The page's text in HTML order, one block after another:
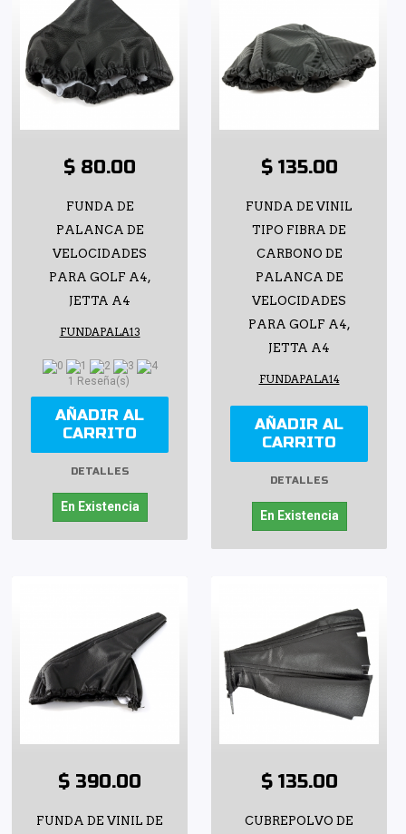
$ 80.00
FUNDA DE
PALANCA DE
VELOCIDADES
PARA GOLF A4,
JETTA A4
FUNDAPALA13
1 Reseña(s)
AÑADIR AL
CARRITO
DETALLES
En Existencia
$ 135.00
FUNDA DE VINIL
TIPO FIBRA DE
CARBONO DE
PALANCA DE
VELOCIDADES
PARA GOLF A4,
JETTA A4
FUNDAPALA14
AÑADIR AL
CARRITO
DETALLES
En Existencia
$ 390.00
FUNDA DE VINIL DE
$ 135.00
CUBREPOLVO DE